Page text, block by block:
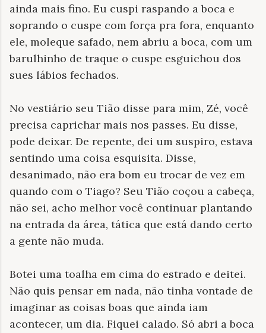
ainda mais fino. Eu cuspi raspando a boca e
soprando o cuspe com força pra fora, enquanto
ele, moleque safado, nem abriu a boca, com um
barulhinho de traque o cuspe esguichou dos
sues lábios fechados.
No vestiário seu Tião disse para mim, Zé, você
precisa caprichar mais nos passes. Eu disse,
pode deixar. De repente, dei um suspiro, estava
sentindo uma coisa esquisita. Disse,
desanimado, não era bom eu trocar de vez em
quando com o Tiago? Seu Tião coçou a cabeça,
não sei, acho melhor você continuar plantando
na entrada da área, tática que está dando certo
a gente não muda.
Botei uma toalha em cima do estrado e deitei.
Não quis pensar em nada, não tinha vontade de
imaginar as coisas boas que ainda iam
acontecer, um dia. Fiquei calado. Só abri a boca